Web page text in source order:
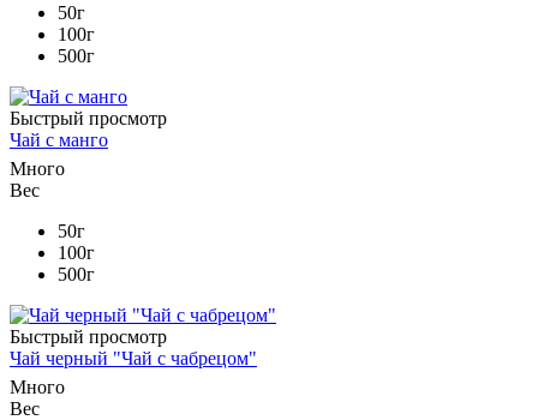
50г
100г
500г
Быстрый просмотр
Чай с манго
Много
Вес
50г
100г
500г
Быстрый просмотр
Чай черный "Чай с чабрецом"
Много
Вес